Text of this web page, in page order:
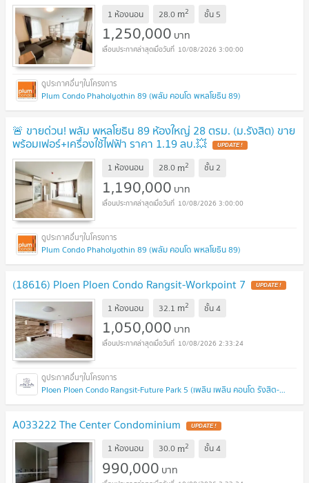
UPDATE !
1 ห้องนอน 28.0 m2 ชั้น 5
1,250,000 บาท
10/08/2026 3:00:00
Plum Condo Phaholyothin 89 (พลัม คอนโด พหลโยธิน 89)
🚨 ขายด่วน! พลัม พหลโยธิน 89 ห้องใหญ่ 28 ตรม. (ม.รังสิต) ขาย
พร้อมเฟอร์+เครื่องใช้ไฟฟ้า ราคา 1.19 ลบ.💥 UPDATE !
1 ห้องนอน 28.0 m2 ชั้น2
1,190,000 บาท
10/08/2026 3:00:00
Plum Condo Phaholyothin 89 (พลัม คอนโด พหลโยธิน 89)
(18616) Ploen Ploen Condo Rangsit-Workpoint 7 UPDATE !
1 ห้องนอน 32.1 m2 ชั้น4
1,050,000 บาท
10/08/2026 2:33:24
Ploen Ploen Condo Rangsit-Future Park 5 (เพลิน เพลิน คอนโด รังสิต-ฟิวเจอร์พาร์ค 5)
A033222 The Center Condominium UPDATE !
1 ห้องนอน 30.0 m2 ชั้น4
990,000 บาท